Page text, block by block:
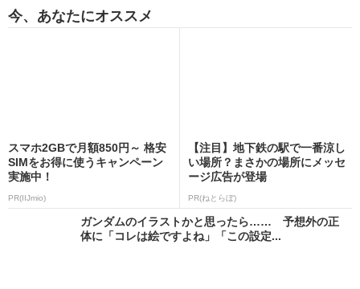
今、あなたにオススメ
スマホ2GBで月額850円～ 格安
SIMをお得に使うキャンペーン
実施中！
PR(IIJmio)
【注目】地下鉄の駅で一番涼し
い場所？まさかの場所にメッセ
ージ広告が登場
PR(ねとらぼ)
ガンダムのイラストかと思ったら…… 予想外の正
体に「コレは絵ですよね」「この設定...